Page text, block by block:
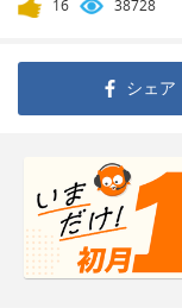
16 38728
シェア